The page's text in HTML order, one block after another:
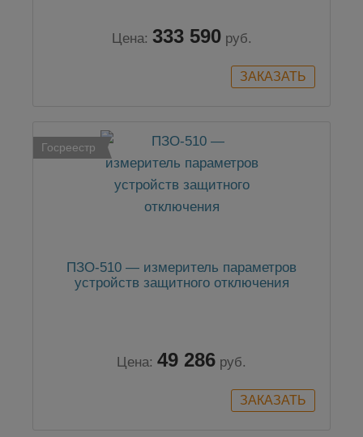
Цена: 333 590 руб.
Госреестр
ПЗО-510 — измеритель параметров
устройств защитного отключения
Цена: 49 286 руб.